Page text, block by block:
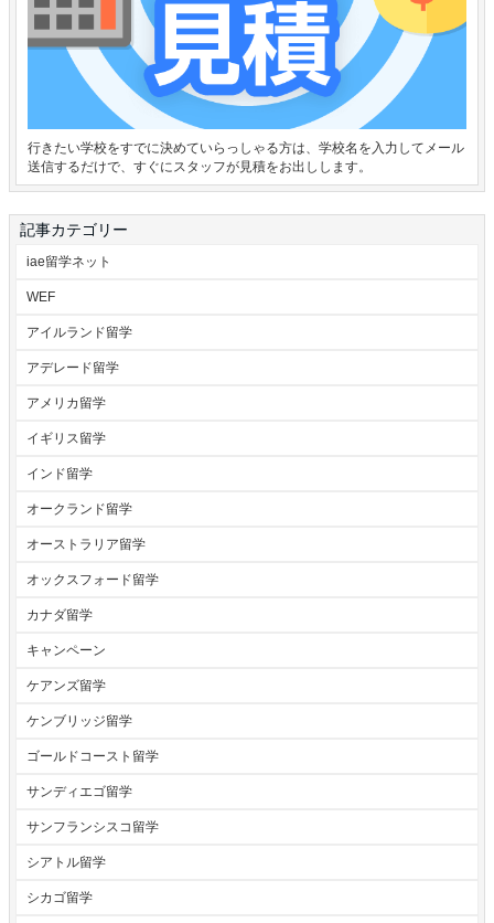
行きたい学校をすでに決めていらっしゃる方は、学校名を入力してメール
送信するだけで、すぐにスタッフが見積をお出しします。
記事カテゴリー
iae留学ネット
WEF
アイルランド留学
アデレード留学
アメリカ留学
イギリス留学
インド留学
オークランド留学
オーストラリア留学
オックスフォード留学
カナダ留学
キャンペーン
ケアンズ留学
ケンブリッジ留学
ゴールドコースト留学
サンディエゴ留学
サンフランシスコ留学
シアトル留学
シカゴ留学